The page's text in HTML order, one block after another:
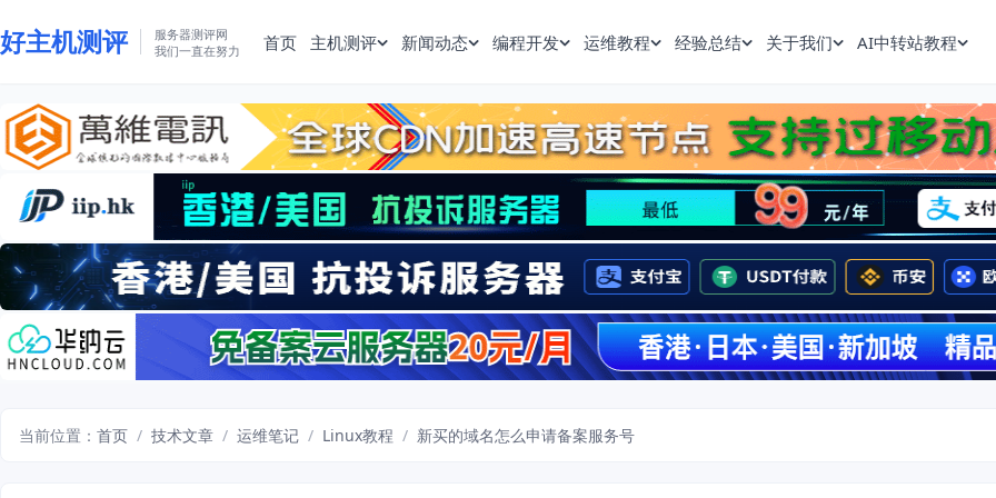
好主机测评
服务器测评网
我们一直在努力
首页 主机测评 新闻动态 编程开发 运维教程 经验总结 关于我们 AI中转站教程
当前位置： 首页 / 技术文章 / 运维笔记 / Linux教程 / 新买的域名怎么申请备案服务号